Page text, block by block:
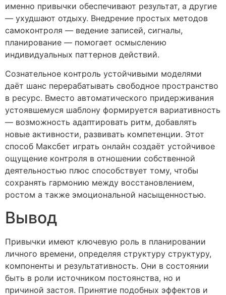
именно привычки обеспечивают результат, а другие
— ухудшают отдыху. Внедрение простых методов
самоконтроля — ведение записей, сигналы,
планирование — помогает осмыслению
индивидуальных паттернов действий.
Сознательное контроль устойчивыми моделями
даёт шанс перерабатывать свободное пространство
в ресурс. Вместо автоматического придерживания
устоявшемуся шаблону формируется вариативность
— возможность адаптировать ритм, добавлять
новые активности, развивать компетенции. Этот
способ Максбет играть онлайн создаёт устойчивое
ощущение контроля в отношении собственной
деятельностью плюс способствует тому, чтобы
сохранять гармонию между восстановлением,
ростом а также эмоциональной насыщенностью.
Вывод
Привычки имеют ключевую роль в планировании
личного времени, определяя структуру структуру,
компоненты и результативность. Они в состоянии
быть в роли источником постоянства, но и
причиной застоя. Принятие подобных эффектов и